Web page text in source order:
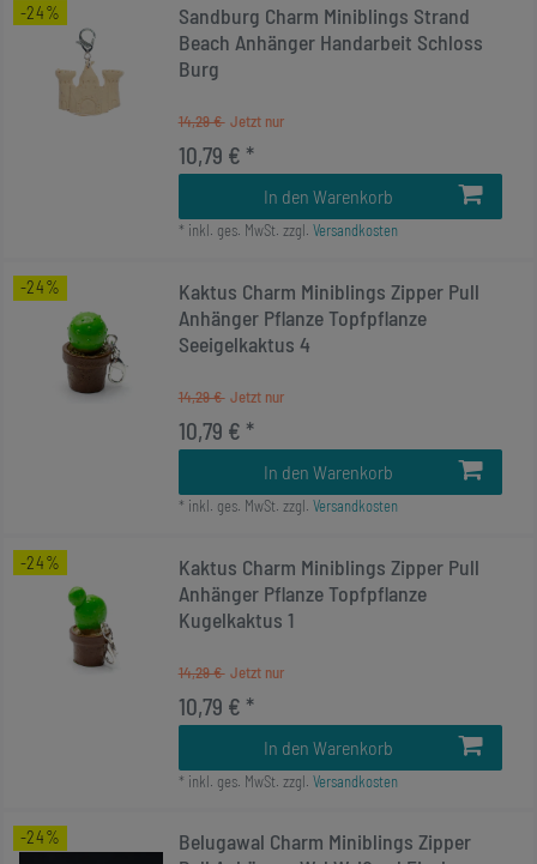
-24%
Sandburg Charm Miniblings Strand
Beach Anhänger Handarbeit Schloss
Burg
14,29 €
10,79 € *
In den Warenkorb
* inkl. ges. MwSt. zzgl. Versandkosten
-24%
Kaktus Charm Miniblings Zipper Pull
Anhänger Pflanze Topfpflanze
Seeigelkaktus 4
14,29 €
10,79 € *
In den Warenkorb
* inkl. ges. MwSt. zzgl. Versandkosten
-24%
Kaktus Charm Miniblings Zipper Pull
Anhänger Pflanze Topfpflanze
Kugelkaktus 1
14,29 €
10,79 € *
In den Warenkorb
* inkl. ges. MwSt. zzgl. Versandkosten
-24%
Belugawal Charm Miniblings Zipper